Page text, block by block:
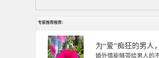
专家推荐推荐：
徐珞棋
徐珞棋，婚姻家庭咨询